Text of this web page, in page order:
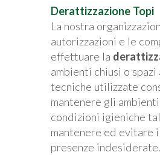
Derattizzazione Topi
La nostra
autorizzazioni e le
effettuare la
ambienti chiusi o
tecniche utilizzate
mantenere gli
condizioni igieniche
mantenere ed evitare
presenze indesiderate.